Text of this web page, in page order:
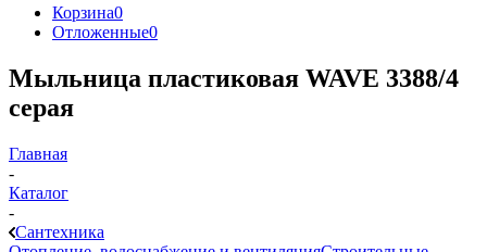
Корзина0
Отложенные0
Мыльница пластиковая WAVE 3388/4
серая
Главная
-
Каталог
-
Сантехника